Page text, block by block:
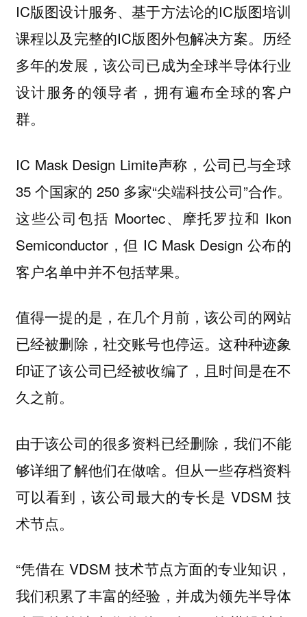
IC版图设计服务、基于方法论的IC版图培训
课程以及完整的IC版图外包解决方案。历经
多年的发展，该公司已成为全球半导体行业
设计服务的领导者，拥有遍布全球的客户
群。
IC Mask Design Limite声称，公司已与全球
35 个国家的 250 多家“尖端科技公司”合作。
这些公司包括 Moortec、摩托罗拉和 Ikon
Semiconductor，但 IC Mask Design 公布的
客户名单中并不包括苹果。
值得一提的是，在几个月前，该公司的网站
已经被删除，社交账号也停运。这种种迹象
印证了该公司已经被收编了，且时间是在不
久之前。
由于该公司的很多资料已经删除，我们不能
够详细了解他们在做啥。但从一些存档资料
可以看到，该公司最大的专长是 VDSM 技
术节点。
“凭借在 VDSM 技术节点方面的专业知识，
我们积累了丰富的经验，并成为领先半导体